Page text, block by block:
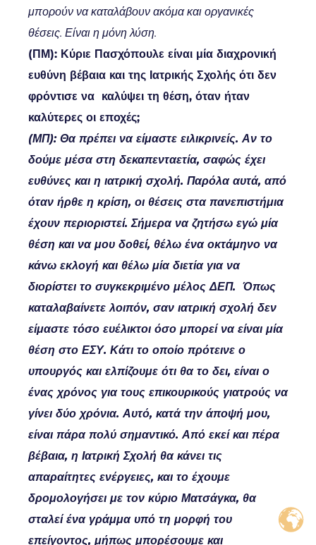
μπορούν να καταλάβουν ακόμα και οργανικές
θέσεις. Είναι η μόνη λύση.
(ΠΜ): Κύριε Πασχόπουλε είναι μία διαχρονική
ευθύνη βέβαια και της Ιατρικής Σχολής ότι δεν
φρόντισε να καλύψει τη θέση, όταν ήταν
καλύτερες οι εποχές;
(ΜΠ): Θα πρέπει να είμαστε ειλικρινείς. Αν το
δούμε μέσα στη δεκαπενταετία, σαφώς έχει
ευθύνες και η ιατρική σχολή. Παρόλα αυτά, από
όταν ήρθε η κρίση, οι θέσεις στα πανεπιστήμια
έχουν περιοριστεί. Σήμερα να ζητήσω εγώ μία
θέση και να μου δοθεί, θέλω ένα οκτάμηνο να
κάνω εκλογή και θέλω μία διετία για να
διορίστει το συγκεκριμένο μέλος ΔΕΠ. Όπως
καταλαβαίνετε λοιπόν, σαν ιατρική σχολή δεν
είμαστε τόσο ευέλικτοι όσο μπορεί να είναι μία
θέση στο ΕΣΥ. Κάτι το οποίο πρότεινε ο
υπουργός και ελπίζουμε ότι θα το δει, είναι ο
ένας χρόνος για τους επικουρικούς γιατρούς να
γίνει δύο χρόνια. Αυτό, κατά την άποψή μου,
είναι πάρα πολύ σημαντικό. Από εκεί και πέρα
βέβαια, η Ιατρική Σχολή θα κάνει τις
απαραίτητες ενέργειες, και το έχουμε
δρομολογήσει με τον κύριο Ματσάγκα, θα
σταλεί ένα γράμμα υπό τη μορφή του
επείγοντος, μήπως μπορέσουμε και